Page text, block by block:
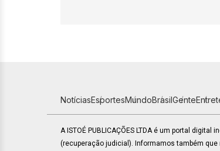
NotíciasEsportesMundoBrasilGente
A ISTOÉ PUBLICAÇÕES LTDA é um portal digital
(recuperação judicial). Informamos também